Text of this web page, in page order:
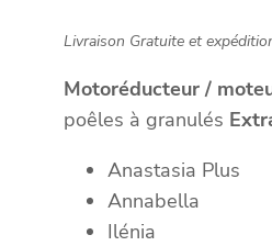
Livraison Gratuite et
Motoréducteur /
poêles à granulés
Anastasia Plus
Annabella
Ilénia